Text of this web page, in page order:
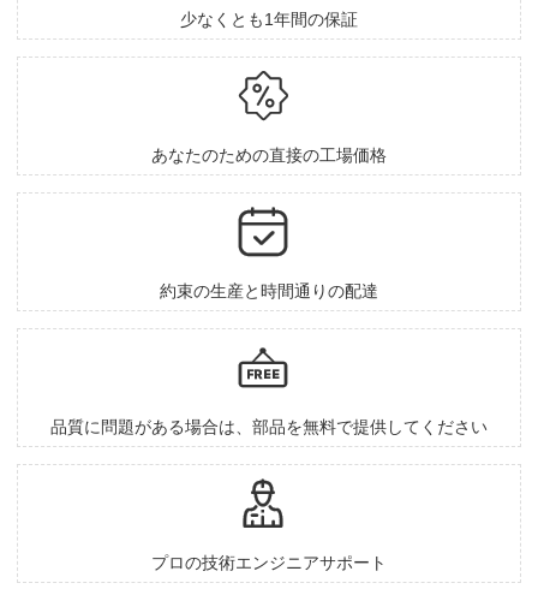
少なくとも1年間の保証

あなたのための直接の工場価格

約束の生産と時間通りの配達

品質に問題がある場合は、部品を無料で提供してください

プロの技術エンジニアサポート